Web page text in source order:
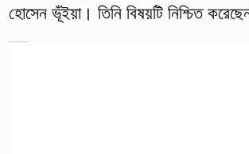
হোসেন ভূঁইয়া। তিনি বিষয়টি নিশ্চিত